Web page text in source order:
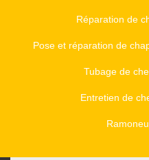
Réparation de
Pose et réparation de
Tubage de
Entretien de